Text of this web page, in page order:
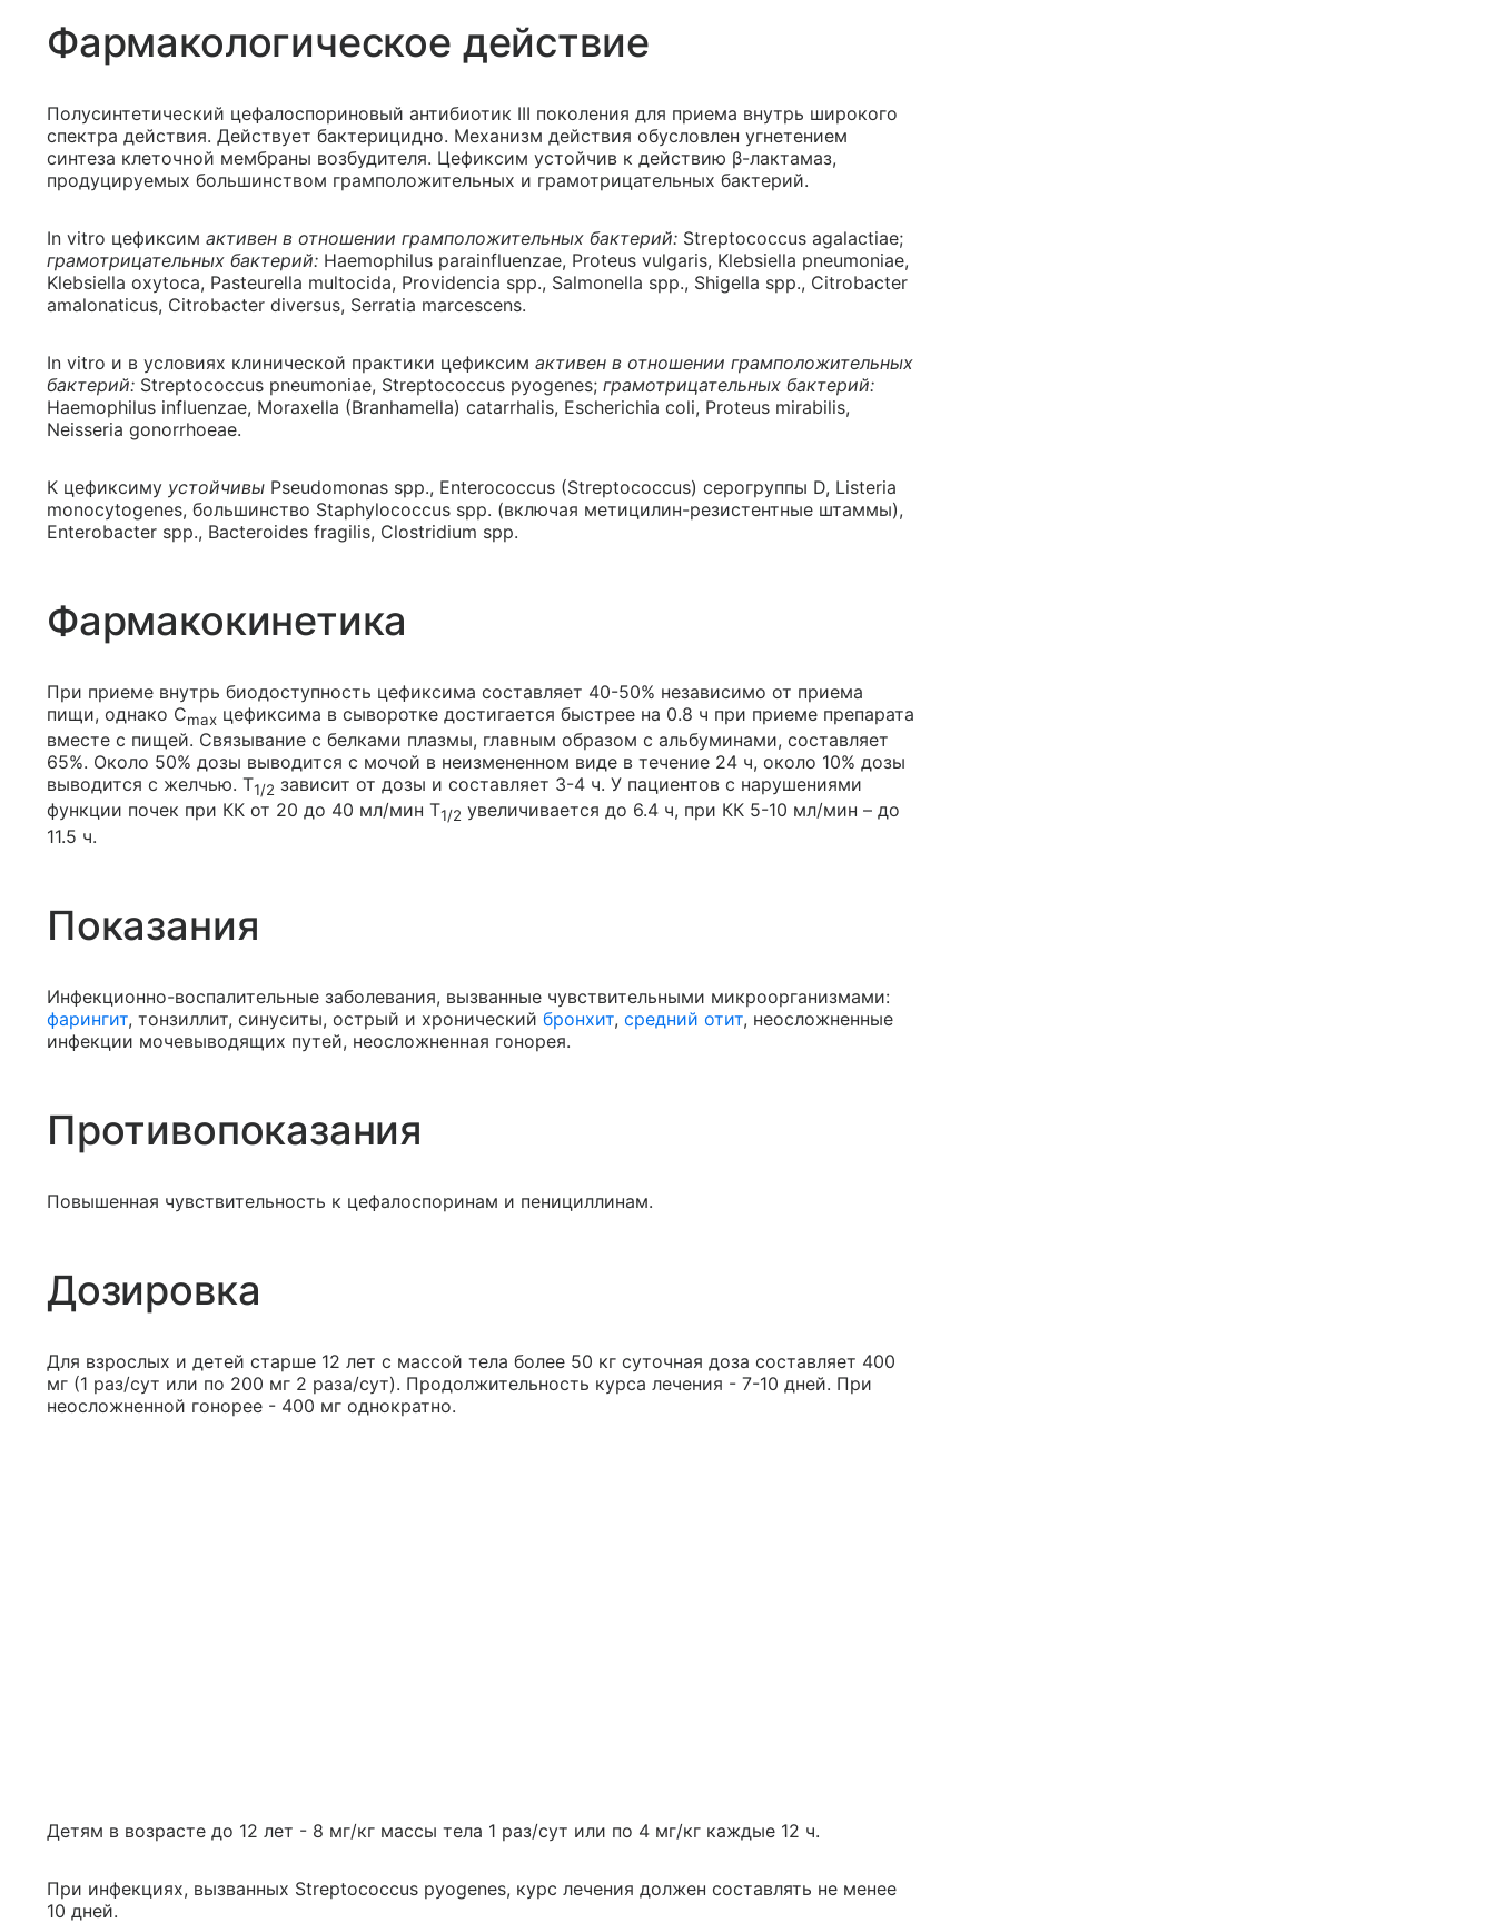
Фармакологическое действие
Полусинтетический цефалоспориновый антибиотик III поколения для приема внутрь широкого
спектра действия. Действует бактерицидно. Механизм действия обусловлен угнетением
синтеза клеточной мембраны возбудителя. Цефиксим устойчив к действию β-лактамаз,
продуцируемых большинством грамположительных и грамотрицательных бактерий.
In vitro цефиксим активен в отношении грамположительных бактерий: Streptococcus agalactiae;
грамотрицательных бактерий: Haemophilus parainfluenzae, Proteus vulgaris, Klebsiella pneumoniae,
Klebsiella oxytoca, Pasteurella multocida, Providencia spp., Salmonella spp., Shigella spp., Citrobacter
amalonaticus, Citrobacter diversus, Serratia marcescens.
In vitro и в условиях клинической практики цефиксим активен в отношении грамположительных
бактерий: Streptococcus pneumoniae, Streptococcus pyogenes; грамотрицательных бактерий:
Haemophilus influenzae, Moraxella (Branhamella) catarrhalis, Escherichia coli, Proteus mirabilis,
Neisseria gonorrhoeae.
К цефиксиму устойчивы Pseudomonas spp., Enterococcus (Streptococcus) серогруппы D, Listeria
monocytogenes, большинство Staphylococcus spp. (включая метицилин-резистентные штаммы),
Enterobacter spp., Bacteroides fragilis, Clostridium spp.
Фармакокинетика
При приеме внутрь биодоступность цефиксима составляет 40-50% независимо от приема
пищи, однако Cmax цефиксима в сыворотке достигается быстрее на 0.8 ч при приеме препарата
вместе с пищей. Связывание с белками плазмы, главным образом с альбуминами, составляет
65%. Около 50% дозы выводится с мочой в неизмененном виде в течение 24 ч, около 10% дозы
выводится с желчью. Т1/2 зависит от дозы и составляет 3-4 ч. У пациентов с нарушениями
функции почек при КК от 20 до 40 мл/мин Т1/2 увеличивается до 6.4 ч, при КК 5-10 мл/мин – до
11.5 ч.
Показания
Инфекционно-воспалительные заболевания, вызванные чувствительными микроорганизмами:
фарингит, тонзиллит, синуситы, острый и хронический бронхит, средний отит, неосложненные
инфекции мочевыводящих путей, неосложненная гонорея.
Противопоказания
Повышенная чувствительность к цефалоспоринам и пенициллинам.
Дозировка
Для взрослых и детей старше 12 лет с массой тела более 50 кг суточная доза составляет 400
мг (1 раз/сут или по 200 мг 2 раза/сут). Продолжительность курса лечения - 7-10 дней. При
неосложненной гонорее - 400 мг однократно.
Детям в возрасте до 12 лет - 8 мг/кг массы тела 1 раз/сут или по 4 мг/кг каждые 12 ч.
При инфекциях, вызванных Streptococcus pyogenes, курс лечения должен составлять не менее
10 дней.